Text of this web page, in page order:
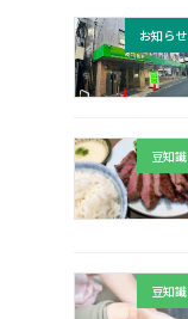
お知らせ
豆知識
豆知識